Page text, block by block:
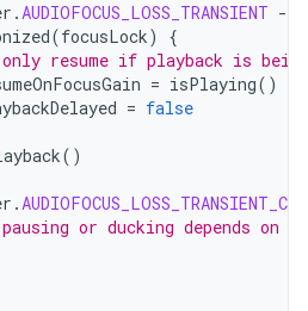
.AUDIOFOCUS_LOSS_TRANSIENT -
(focusLock)
{
resume if playback is
= isPlaying()
= false
()
.
or ducking depends on